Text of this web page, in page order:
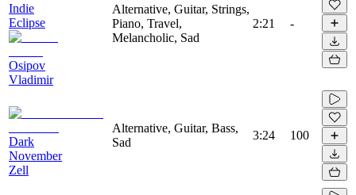
Indie
Eclipse
Osipov
Vladimir
Alternative, Guitar, Strings,
Piano, Travel,
Melancholic, Sad
2:21 -
Dark
November
Zell
Alternative, Guitar, Bass,
Sad
3:24 100